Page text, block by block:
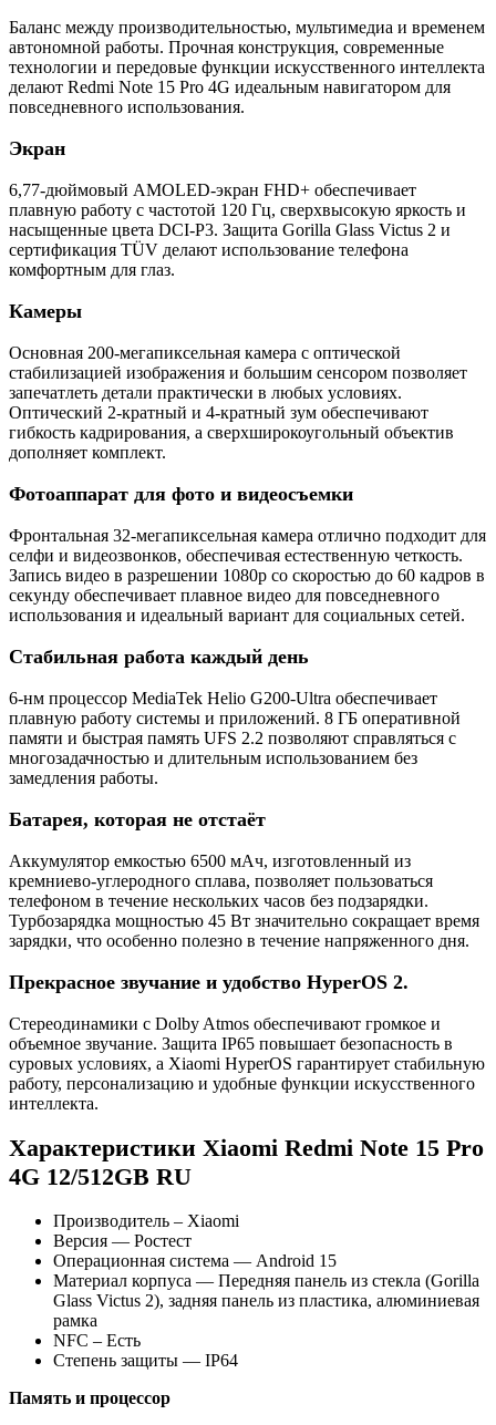
Баланс между производительностью, мультимедиа и временем
автономной работы. Прочная конструкция, современные
технологии и передовые функции искусственного интеллекта
делают Redmi Note 15 Pro 4G идеальным навигатором для
повседневного использования.
Экран
6,77-дюймовый AMOLED-экран FHD+ обеспечивает
плавную работу с частотой 120 Гц, сверхвысокую яркость и
насыщенные цвета DCI-P3. Защита Gorilla Glass Victus 2 и
сертификация TÜV делают использование телефона
комфортным для глаз.
Камеры
Основная 200-мегапиксельная камера с оптической
стабилизацией изображения и большим сенсором позволяет
запечатлеть детали практически в любых условиях.
Оптический 2-кратный и 4-кратный зум обеспечивают
гибкость кадрирования, а сверхширокоугольный объектив
дополняет комплект.
Фотоаппарат для фото и видеосъемки
Фронтальная 32-мегапиксельная камера отлично подходит для
селфи и видеозвонков, обеспечивая естественную четкость.
Запись видео в разрешении 1080p со скоростью до 60 кадров в
секунду обеспечивает плавное видео для повседневного
использования и идеальный вариант для социальных сетей.
Стабильная работа каждый день
6-нм процессор MediaTek Helio G200-Ultra обеспечивает
плавную работу системы и приложений. 8 ГБ оперативной
памяти и быстрая память UFS 2.2 позволяют справляться с
многозадачностью и длительным использованием без
замедления работы.
Батарея, которая не отстаёт
Аккумулятор емкостью 6500 мАч, изготовленный из
кремниево-углеродного сплава, позволяет пользоваться
телефоном в течение нескольких часов без подзарядки.
Турбозарядка мощностью 45 Вт значительно сокращает время
зарядки, что особенно полезно в течение напряженного дня.
Прекрасное звучание и удобство HyperOS 2.
Стереодинамики с Dolby Atmos обеспечивают громкое и
объемное звучание. Защита IP65 повышает безопасность в
суровых условиях, а Xiaomi HyperOS гарантирует стабильную
работу, персонализацию и удобные функции искусственного
интеллекта.
Характеристики Xiaomi Redmi Note 15 Pro
4G 12/512GB RU
Производитель – Xiaomi
Версия — Ростест
Операционная система — Android 15
Материал корпуса — Передняя панель из стекла (Gorilla
Glass Victus 2), задняя панель из пластика, алюминиевая
рамка
NFC – Есть
Степень защиты — IP64
Память и процессор